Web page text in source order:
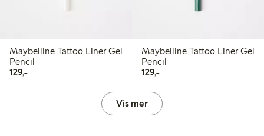
Maybelline Tattoo Liner Gel
Pencil
129,-129,00 kr
Maybelline Tattoo Liner Gel
Pencil
129,-129,00 kr
Vis mer